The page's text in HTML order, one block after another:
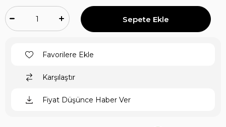
Favorilere Ekle
Karşılaştır
Fiyat Düşünce Haber Ver